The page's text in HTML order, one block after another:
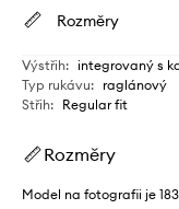
Rozměry
Výstřih: integrovaný s
Typ rukávu: raglánový
Střih: Regular fit
Rozměry
Model na fotografii je